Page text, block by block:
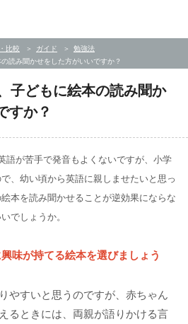
比較 ガイド
勉強法
読み聞かせをした方がいいですか？
子どもに絵本の読み聞か
すか？
語が苦手で発音もよくないですが、小学
、幼い頃から英語に親しませたいと思っ
本を読み聞かせることが逆効果にならな
でしょうか。
味が持てる絵本を選びましょう
やすいと思うのですが、赤ちゃん
るときには、両親が語りかける言